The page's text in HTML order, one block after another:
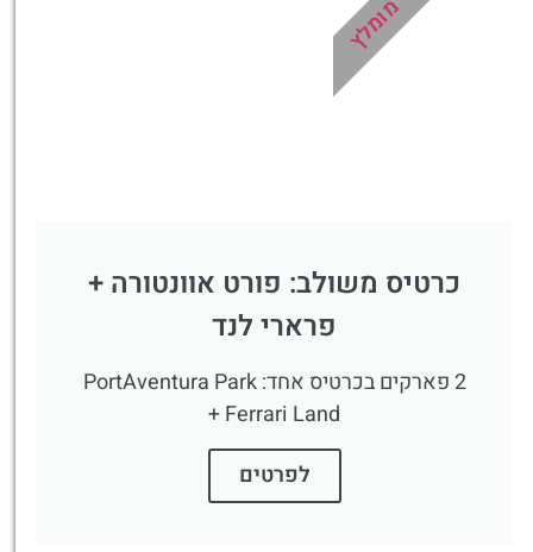
לחצו
פה!
כרטיס משולב: פורט אוונטורה +
פרארי לנד
2 פארקים בכרטיס אחד: PortAventura Park
+ Ferrari Land
לפרטים
מומלץ